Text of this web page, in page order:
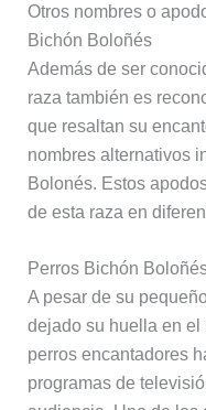
Otros nombres o
Bichón Boloñés
Además de ser
raza también es
que resaltan su
nombres alternativos
Bolonés. Estos
de esta raza en
Perros Bichón
A pesar de su
dejado su huella en el
perros encantadores
programas de